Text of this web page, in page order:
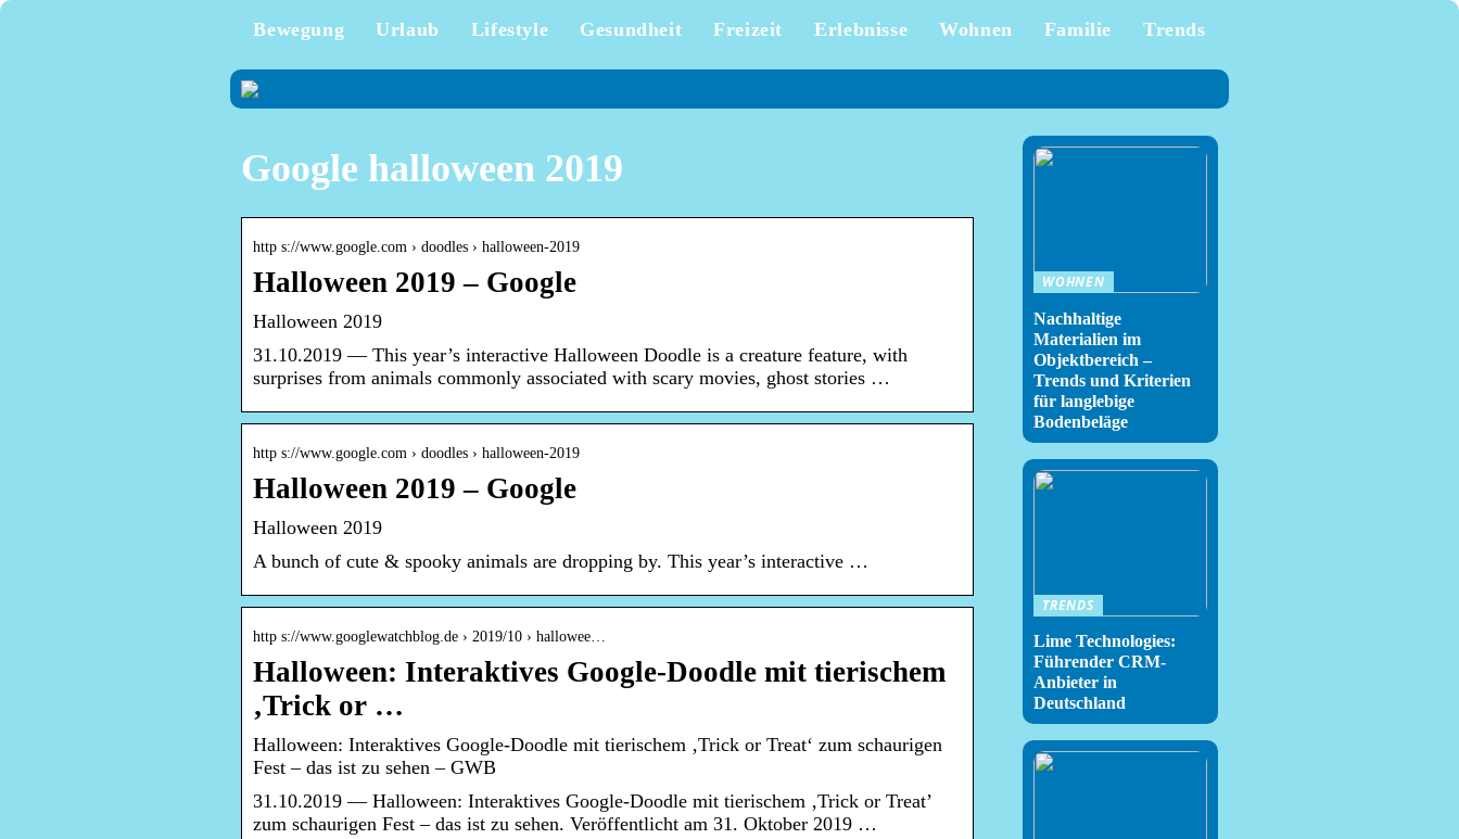
Bewegung Urlaub Lifestyle Gesundheit Freizeit Erlebnisse Wohnen Familie Trends
Google halloween 2019
http s://www.google.com › doodles › halloween-2019
Halloween 2019 – Google
Halloween 2019
31.10.2019 — This year’s interactive Halloween Doodle is a creature feature, with
surprises from animals commonly associated with scary movies, ghost stories …
http s://www.google.com › doodles › halloween-2019
Halloween 2019 – Google
Halloween 2019
A bunch of cute & spooky animals are dropping by. This year’s interactive …
http s://www.googlewatchblog.de › 2019/10 › hallowee…
Halloween: Interaktives Google-Doodle mit tierischem
‚Trick or …
Halloween: Interaktives Google-Doodle mit tierischem ‚Trick or Treat‘ zum schaurigen
Fest – das ist zu sehen – GWB
31.10.2019 — Halloween: Interaktives Google-Doodle mit tierischem ‚Trick or Treat’
zum schaurigen Fest – das ist zu sehen. Veröffentlicht am 31. Oktober 2019 …
WOHNEN
Nachhaltige
Materialien im
Objektbereich –
Trends und Kriterien
für langlebige
Bodenbeläge
TRENDS
Lime Technologies:
Führender CRM-
Anbieter in
Deutschland